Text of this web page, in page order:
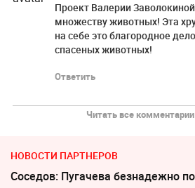
Проект Валерии
множеству животных! Эта
на себе это благородное
спасеных животных!
Ответить
Читать все
НОВОСТИ ПАРТНЕРОВ
Соседов: Пугачева безнадежно